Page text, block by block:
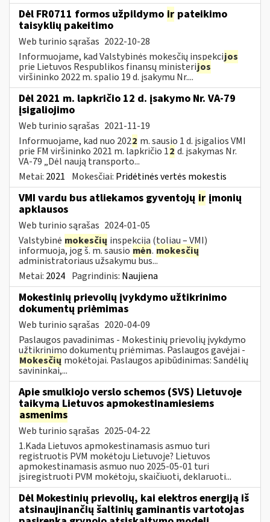
Dėl FR0711 formos užpildymo ir pateikimo
taisyklių pakeitimo
Web turinio sąrašas 2022-10-28
Informuojame, kad Valstybinės mokesčių inspekcijos
prie Lietuvos Respublikos finansų ministerijos
viršininko 2022 m. spalio 19 d. įsakymu Nr....
Dėl 2021 m. lapkričio 12 d. įsakymo Nr. VA-79
įsigaliojimo
Web turinio sąrašas 2021-11-19
Informuojame, kad nuo 2022 m. sausio 1 d. įsigalios VMI
prie FM viršininko 2021 m. lapkričio 12 d. įsakymas Nr.
VA-79 „Dėl naują transporto...
Metai: 2021 Mokesčiai: Pridėtinės vertės mokestis
VMI vardu bus atliekamos gyventojų ir įmonių
apklausos
Web turinio sąrašas 2024-01-05
Valstybinė mokesčių inspekcija (toliau – VMI)
informuoja, jog š. m. sausio mėn. mokesčių
administratoriaus užsakymu bus...
Metai: 2024 Pagrindinis: Naujiena
Mokestinių prievolių įvykdymo užtikrinimo
dokumentų priėmimas
Web turinio sąrašas 2020-04-09
Paslaugos pavadinimas - Mokestinių prievolių įvykdymo
užtikrinimo dokumentų priėmimas. Paslaugos gavėjai -
Mokesčių mokėtojai. Paslaugos apibūdinimas: Sandėlių
savininkai,...
Apie smulkiojo verslo schemos (SVS) Lietuvoje
taikymą Lietuvos apmokestinamiesiems
asmenims
Web turinio sąrašas 2025-04-22
1.Kada Lietuvos apmokestinamasis asmuo turi
registruotis PVM mokėtoju Lietuvoje? Lietuvos
apmokestinamasis asmuo nuo 2025-05-01 turi
įsiregistruoti PVM mokėtoju, skaičiuoti, deklaruoti...
Dėl Mokestinių prievolių, kai elektros energiją iš
atsinaujinančių šaltinių gaminantis vartotojas